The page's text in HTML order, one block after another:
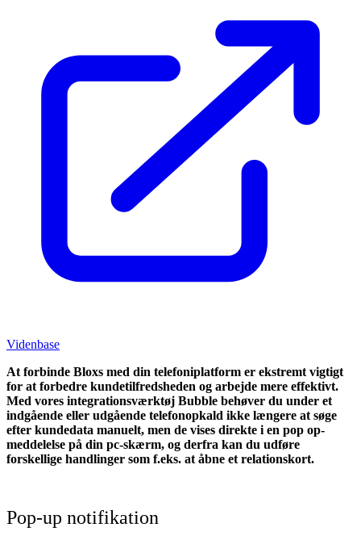
Videnbase
At forbinde Bloxs med din telefoniplatform er ekstremt vigtigt
for at forbedre kundetilfredsheden og arbejde mere effektivt.
Med vores integrationsværktøj Bubble behøver du under et
indgående eller udgående telefonopkald ikke længere at søge
efter kundedata manuelt, men de vises direkte i en pop op-
meddelelse på din pc-skærm, og derfra kan du udføre
forskellige handlinger som f.eks. at åbne et relationskort.
Pop-up notifikation